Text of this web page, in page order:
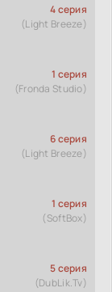
4 серия
(Light Breeze)
1 серия
(Fronda Studio)
6 серия
(Light Breeze)
1 серия
(SoftBox)
5 серия
(DubLik.Tv)